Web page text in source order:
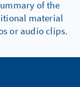
of the
material
or audio clips.